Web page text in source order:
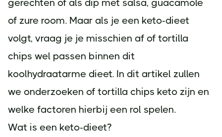
gerechten of als dip met salsa, guacamole
of zure room. Maar als je een keto-dieet
volgt, vraag je je misschien af of tortilla
chips wel passen binnen dit
koolhydraatarme dieet. In dit artikel zullen
we onderzoeken of tortilla chips keto zijn en
welke factoren hierbij een rol spelen.
Wat is een keto-dieet?